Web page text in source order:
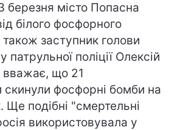
березня місто Попасна
білого фосфорного
заступник голови
поліції Олексій
вважає, що 21
скинули фосфорні бомби на
Ще подібні "смертельні
використовувала у